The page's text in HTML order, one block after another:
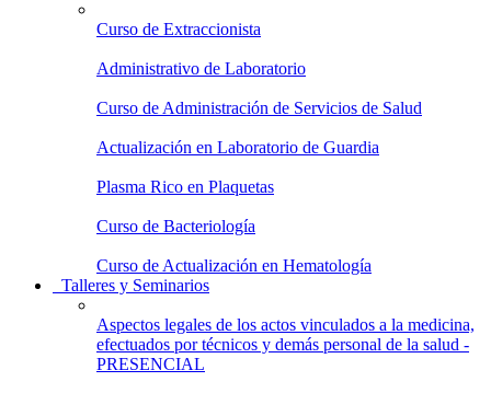
Curso de Extraccionista
Administrativo de Laboratorio
Curso de Administración de Servicios de Salud
Actualización en Laboratorio de Guardia
Plasma Rico en Plaquetas
Curso de Bacteriología
Curso de Actualización en Hematología
Talleres y Seminarios
Aspectos legales de los actos vinculados a la medicina,
efectuados por técnicos y demás personal de la salud -
PRESENCIAL